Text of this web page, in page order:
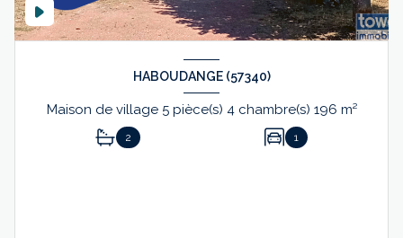
HABOUDANGE (57340)
Maison de village 5 pièce(s) 4 chambre(s) 196 m²
2 1